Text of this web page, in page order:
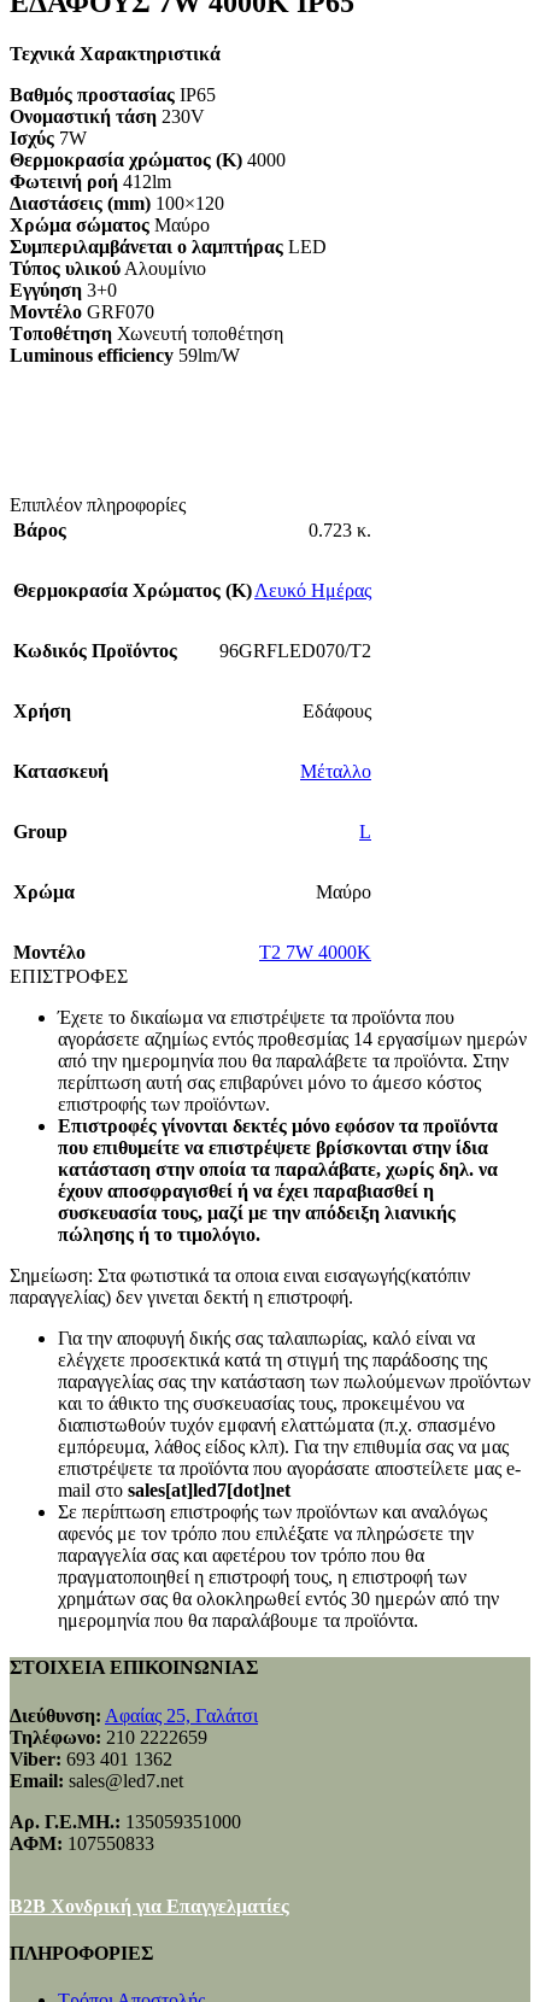
Τεχνικά Χαρακτηριστικά
Βαθμός προστασίας IP65
Ονομαστική τάση 230V
Ισχύς 7W
Θερμοκρασία χρώματος (K) 4000
Φωτεινή ροή 412lm
Διαστάσεις (mm) 100×120
Χρώμα σώματος Μαύρο
Συμπεριλαμβάνεται ο λαμπτήρας LED
Τύπος υλικού Αλουμίνιο
Εγγύηση 3+0
Mοντέλο GRF070
Tοποθέτηση Χωνευτή τοποθέτηση
Luminous efficiency 59lm/W
Επιπλέον πληροφορίες
Βάρος
0.723 κ.
Θερμοκρασία Χρώματος (Κ)Λευκό Ημέρας
Κωδικός Προϊόντος 96GRFLED070/T2
Χρήση Εδάφους
Κατασκευή Μέταλλο
Group L
Χρώμα Μαύρο
Mοντέλο
T2 7W 4000K
ΕΠΙΣΤΡΟΦΕΣ
Έχετε το δικαίωμα να επιστρέψετε τα προϊόντα που
αγοράσετε αζημίως εντός προθεσμίας 14 εργασίμων ημερών
από την ημερομηνία που θα παραλάβετε τα προϊόντα. Στην
περίπτωση αυτή σας επιβαρύνει μόνο το άμεσο κόστος
επιστροφής των προϊόντων.
Επιστροφές γίνονται δεκτές μόνο εφόσον τα προϊόντα
που επιθυμείτε να επιστρέψετε βρίσκονται στην ίδια
κατάσταση στην οποία τα παραλάβατε, χωρίς δηλ. να
έχουν αποσφραγισθεί ή να έχει παραβιασθεί η
συσκευασία τους, μαζί με την απόδειξη λιανικής
πώλησης ή το τιμολόγιο.
Σημείωση: Στα φωτιστικά τα οποια ειναι εισαγωγής(κατόπιν
παραγγελίας) δεν γινεται δεκτή η επιστροφή.
Για την αποφυγή δικής σας ταλαιπωρίας, καλό είναι να
ελέγχετε προσεκτικά κατά τη στιγμή της παράδοσης της
παραγγελίας σας την κατάσταση των πωλούμενων προϊόντων
και το άθικτο της συσκευασίας τους, προκειμένου να
διαπιστωθούν τυχόν εμφανή ελαττώματα (π.χ. σπασμένο
εμπόρευμα, λάθος είδος κλπ). Για την επιθυμία σας να μας
επιστρέψετε τα προϊόντα που αγοράσατε αποστείλετε μας e-
mail στο sales[at]led7[dot]net
Σε περίπτωση επιστροφής των προϊόντων και αναλόγως
αφενός με τον τρόπο που επιλέξατε να πληρώσετε την
παραγγελία σας και αφετέρου τον τρόπο που θα
πραγματοποιηθεί η επιστροφή τους, η επιστροφή των
χρημάτων σας θα ολοκληρωθεί εντός 30 ημερών από την
ημερομηνία που θα παραλάβουμε τα προϊόντα.
ΣΤΟΙΧΕΙΑ ΕΠΙΚΟΙΝΩΝΙΑΣ
Διεύθυνση: Αφαίας 25, Γαλάτσι
Τηλέφωνο: 210 2222659
Viber: 693 401 1362
Email: sales@led7.net
Αρ. Γ.Ε.ΜΗ.: 135059351000
ΑΦΜ: 107550833
B2B Χονδρική για Επαγγελματίες
ΠΛΗΡΟΦΟΡΙΕΣ